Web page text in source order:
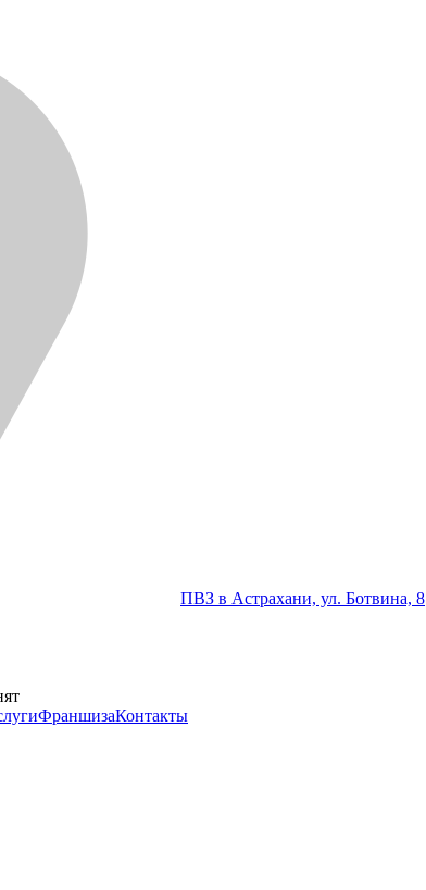
ПВЗ в Астрахани, ул. Ботвина, 8
ФраншизаКонтакты